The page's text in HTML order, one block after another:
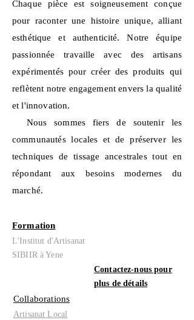
Chaque pièce est soigneusement conçue
pour raconter une histoire unique, alliant
esthétique et authenticité. Notre équipe
passionnée travaille avec des artisans
expérimentés pour créer des produits qui
reflètent notre engagement envers la qualité
et l'innovation.
Nous sommes fiers de soutenir les
communautés locales et de préserver les
techniques de tissage ancestrales tout en
répondant aux besoins modernes du
marché.
Formation
L'Institut d'Artisanat
SIBIIR à Yene
Contactez-nous pour
plus de détails
Collaborations
Artisanat Local